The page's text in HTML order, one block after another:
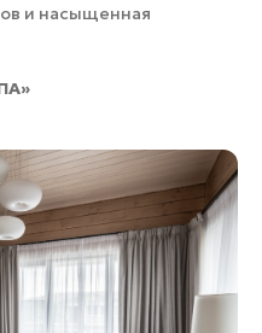
и насыщенная